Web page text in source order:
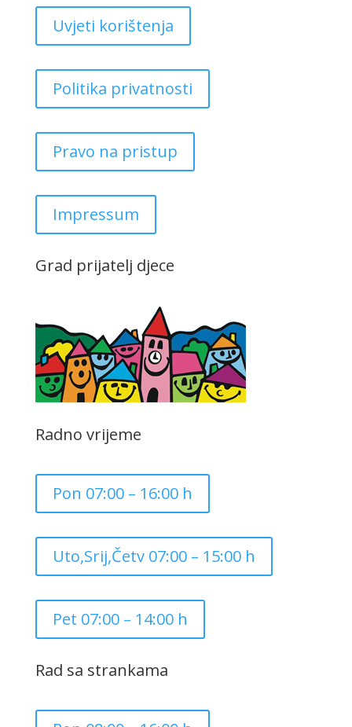
Uvjeti korištenja
Politika privatnosti
Pravo na pristup
Impressum
Grad prijatelj djece
Radno vrijeme
Pon 07:00 – 16:00 h
Uto,Srij,Četv 07:00 – 15:00 h
Pet 07:00 – 14:00 h
Rad sa strankama